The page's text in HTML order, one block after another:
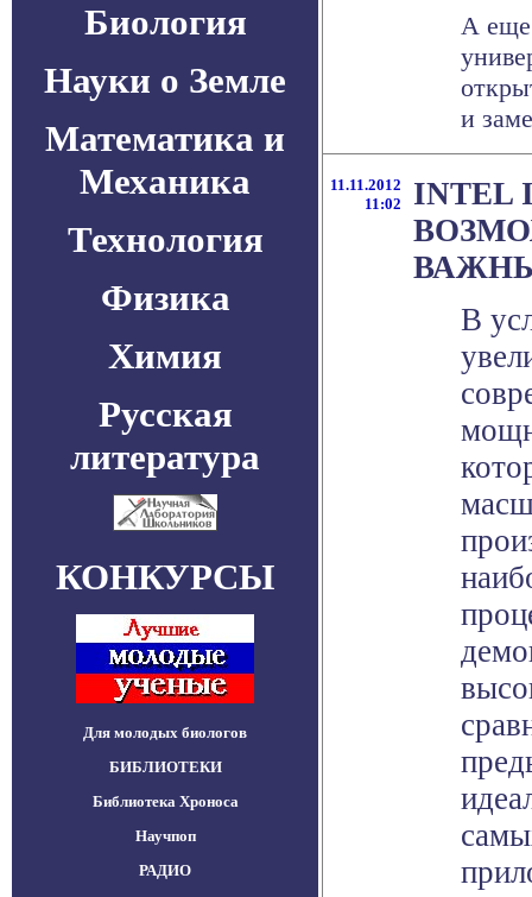
Биология
Науки о Земле
Математика и
Механика
Технология
Физика
Химия
Русская
литература
КОНКУРСЫ
Для молодых биологов
БИБЛИОТЕКИ
Библиотека Хроноса
Научпоп
РАДИО
А еще
и
11.11.2012
11:02
INTEL
В